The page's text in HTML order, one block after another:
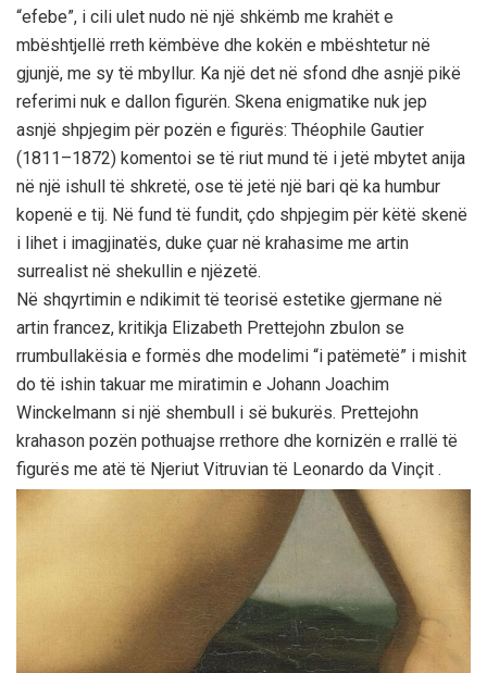
“efebe”, i cili ulet nudo në një shkëmb me krahët e
mbështjellë rreth këmbëve dhe kokën e mbështetur në
gjunjë, me sy të mbyllur. Ka një det në sfond dhe asnjë pikë
referimi nuk e dallon figurën. Skena enigmatike nuk jep
asnjë shpjegim për pozën e figurës: Théophile Gautier
(1811–1872) komentoi se të riut mund të i jetë mbytet anija
në një ishull të shkretë, ose të jetë një bari që ka humbur
kopenë e tij. Në fund të fundit, çdo shpjegim për këtë skenë
i lihet i imagjinatës, duke çuar në krahasime me artin
surrealist në shekullin e njëzetë.
Në shqyrtimin e ndikimit të teorisë estetike gjermane në
artin francez, kritikja Elizabeth Prettejohn zbulon se
rrumbullakësia e formës dhe modelimi “i patëmetë” i mishit
do të ishin takuar me miratimin e Johann Joachim
Winckelmann si një shembull i së bukurës. Prettejohn
krahason pozën pothuajse rrethore dhe kornizën e rrallë të
figurës me atë të Njeriut Vitruvian të Leonardo da Vinçit .